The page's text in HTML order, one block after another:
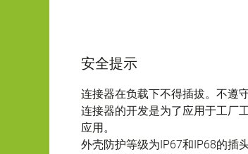
安全提示
连接器在负载下不得插拔。不遵
连接器的开发是为了应用于工厂
应用。
外壳防护等级为IP67和IP68的插